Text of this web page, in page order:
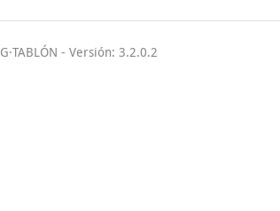
G·TABLÓN - Versión: 3.2.0.2